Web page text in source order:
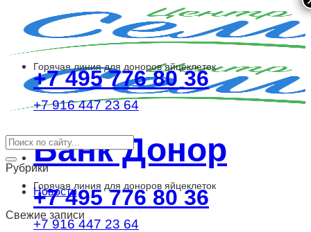
content
Банк Донор
Горячая линия для доноров яйцеклеток
+7 495 776 80 36
+7 916 447 23 64
Горячая линия для доноров яйцеклеток
+7 495 776 80 36
+7 916 447 23 64
Рубрики
Новости
Свежие записи